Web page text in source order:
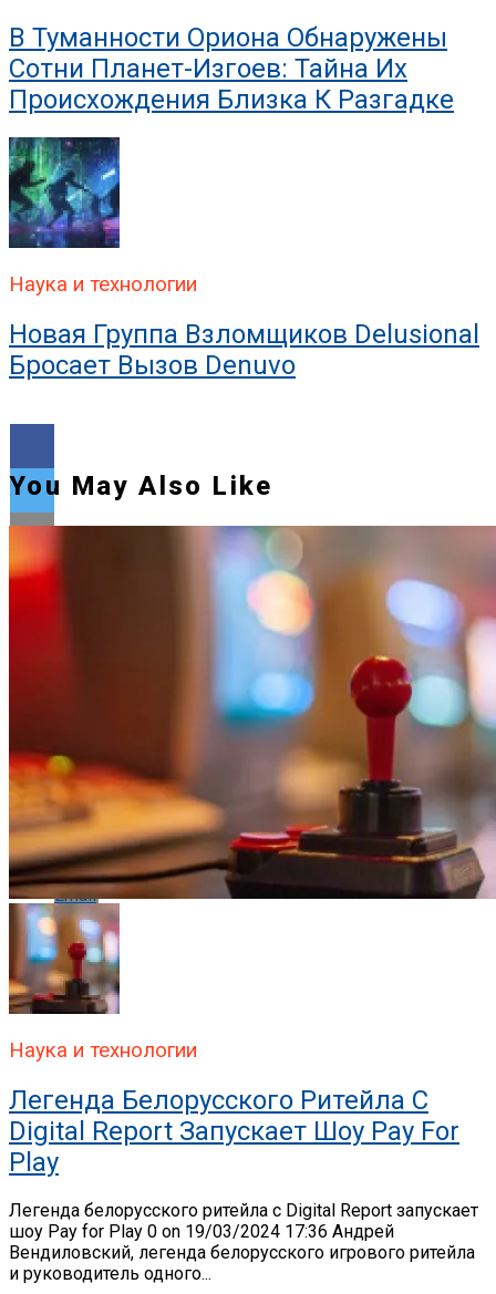
В Туманности Ориона Обнаружены
Сотни Планет-Изгоев: Тайна Их
Происхождения Близка К Разгадке
Наука и технологии
Новая Группа Взломщиков Delusional
Бросает Вызов Denuvo
Whatsapp
Whatsapp
Email
You May Also Like
Наука и технологии
Легенда Белорусского Ритейла C
Digital Report Запускает Шоу Pay For
Play
Легенда белорусского ритейла c Digital Report запускает
шоу Pay for Play 0 on 19/03/2024 17:36 Андрей
Вендиловский, легенда белорусского игрового ритейла
и руководитель одного...